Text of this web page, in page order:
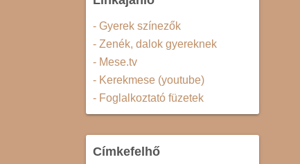
- Gyerek színezők
- Zenék, dalok gyereknek
- Mese.tv
- Kerekmese (youtube)
- Foglalkoztató füzetek
Címkefelhő